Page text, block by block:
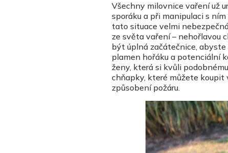
Všechny milovnice vaření už
sporáku a při manipulaci s
tato situace velmi
ze světa vaření – nehořlavou
být úplná začátečnice,
plamen hořáku a potenciální
ženy, která si kvůli
chňapky, které můžete koupit
způsobení požáru.